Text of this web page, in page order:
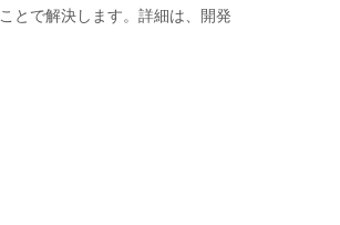
とで解決します。詳細は、開発